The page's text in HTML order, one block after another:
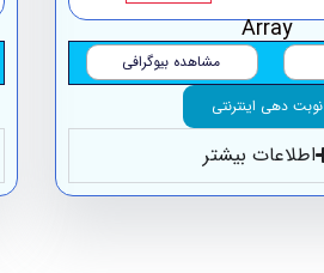
Array
مشاهده بیوگرافی
نوبت دهی اینترنتی
اطلاعات بیشتر